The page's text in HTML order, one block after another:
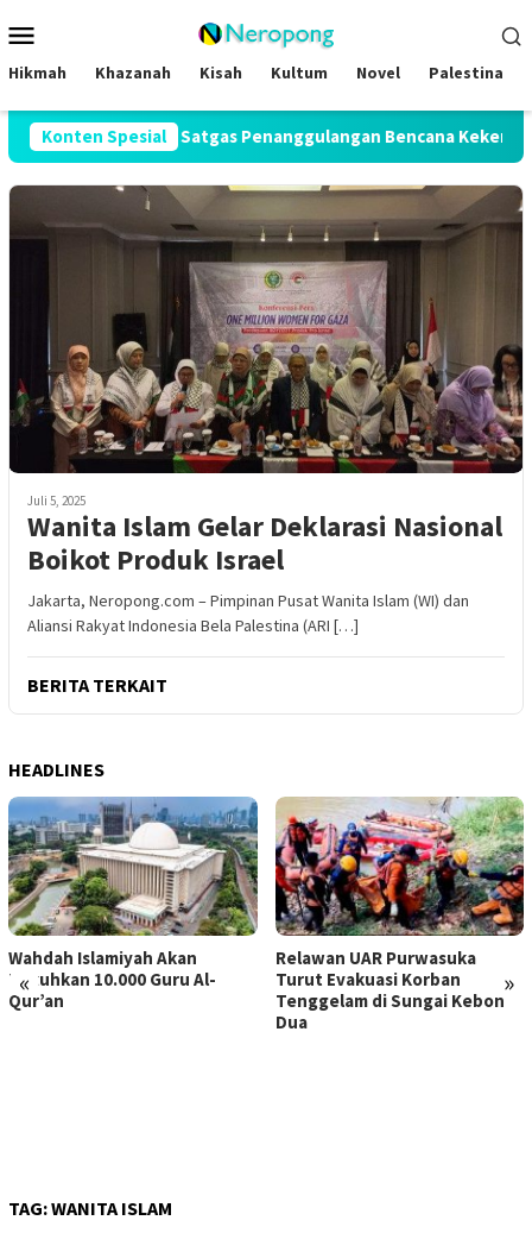
ke
kontenMobile
Hikmah Khazanah Kisah Kultum Novel Palestina
Konten Spesial
UAR Bentuk Satgas Penanggulangan Bencana Kekeringan di
Juli 5, 2025
Wanita Islam Gelar Deklarasi Nasional
Boikot Produk Israel
Jakarta, Neropong.com – Pimpinan Pusat Wanita Islam (WI) dan
Aliansi Rakyat Indonesia Bela Palestina (ARI […]
BERITA TERKAIT
HEADLINES
« »
Wahdah Islamiyah Akan
Kukuhkan 10.000 Guru Al-
Qur’an
Relawan UAR Purwasuka
Turut Evakuasi Korban
Tenggelam di Sungai Kebon
Dua
TAG:WANITA ISLAM